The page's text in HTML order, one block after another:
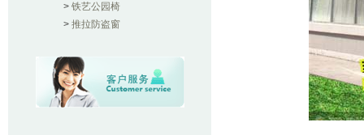
> 铁艺公园椅
> 推拉防盗窗